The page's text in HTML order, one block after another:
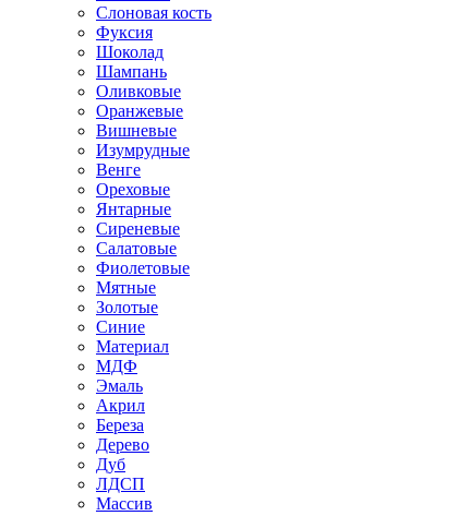
Слоновая кость
Фуксия
Шоколад
Шампань
Оливковые
Оранжевые
Вишневые
Изумрудные
Венге
Ореховые
Янтарные
Сиреневые
Салатовые
Фиолетовые
Мятные
Золотые
Синие
Материал
МДФ
Эмаль
Акрил
Береза
Дерево
Дуб
ЛДСП
Массив